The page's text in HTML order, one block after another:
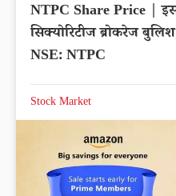
NTPC Share Price |
सिक्‍योरिटीज ब्रोकरेज
NSE: NTPC
Stock Market